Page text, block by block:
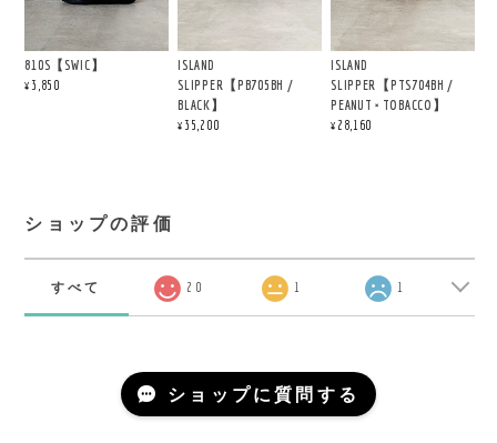
810S【SWIC】
¥3,850
ISLAND
SLIPPER【PB705BH /
BLACK】
¥35,200
ISLAND
SLIPPER【PTS704BH /
PEANUT × TOBACCO】
¥28,160
ショップの評価
すべて 20 1 1
ショップに質問する